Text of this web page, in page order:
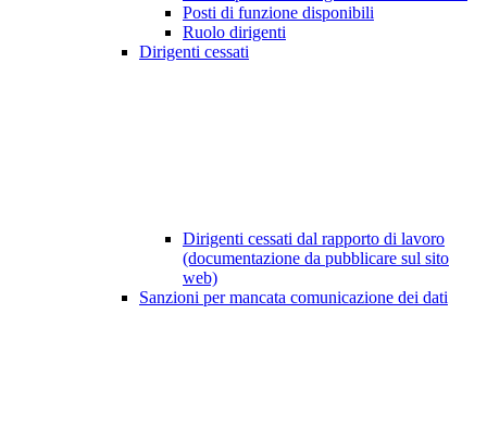
Posti di funzione disponibili
Ruolo dirigenti
Dirigenti cessati
Dirigenti cessati dal rapporto di lavoro
(documentazione da pubblicare sul sito
web)
Sanzioni per mancata comunicazione dei dati